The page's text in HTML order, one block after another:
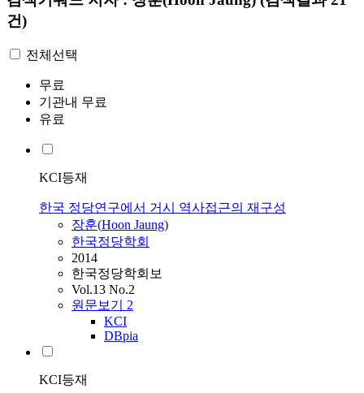
건)
전체선택
무료
기관내 무료
유료
KCI등재
한국 정당연구에서 거시 역사접근의 재구성
장훈(Hoon Jaung)
한국정당학회
2014
한국정당학회보
Vol.13 No.2
원문보기 2
KCI
DBpia
KCI등재